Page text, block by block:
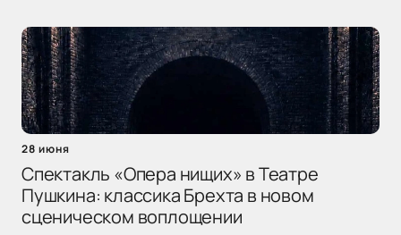
28 июня
Спектакль «Опера нищих» в Театре
Пушкина: классика Брехта в новом
сценическом воплощении